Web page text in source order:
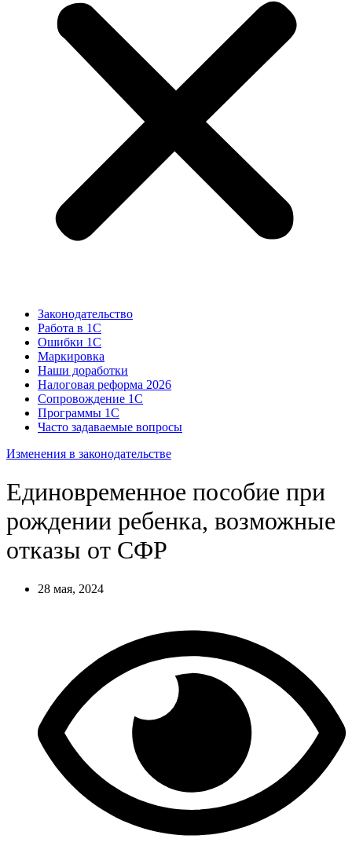
Законодательство
Работа в 1С
Ошибки 1С
Маркировка
Наши доработки
Налоговая реформа 2026
Сопровождение 1С
Программы 1С
Часто задаваемые вопросы
Изменения в законодательстве
Единовременное пособие при
рождении ребенка, возможные
отказы от СФР
28 мая, 2024